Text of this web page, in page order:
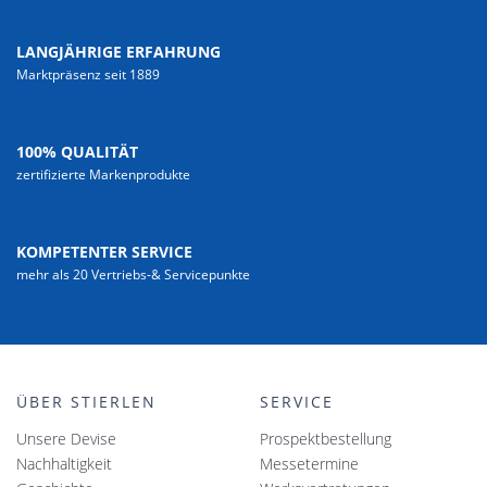
LANGJÄHRIGE ERFAHRUNG
Marktpräsenz seit 1889
100% QUALITÄT
zertifizierte Markenprodukte
KOMPETENTER SERVICE
mehr als 20 Vertriebs-& Servicepunkte
ÜBER STIERLEN
Unsere Devise
Nachhaltigkeit
SERVICE
Prospektbestellung
Messetermine